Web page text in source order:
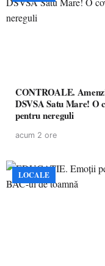
CONTROALE.
DSVSA Satu Mare! O
pentru nereguli
acum 2 ore
LOCALE